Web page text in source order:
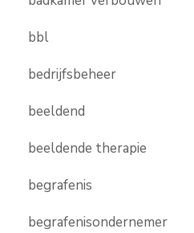
bbl
bedrijfsbeheer
beeldend
beeldende therapie
begrafenis
begrafenisondernemer